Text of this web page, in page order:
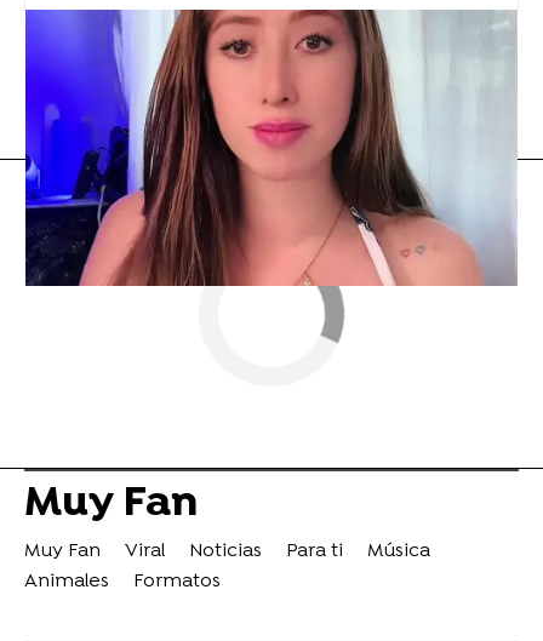
Influencers
Flooxer Now » Muy Fan
Muy Fan
Muy Fan Viral Noticias Para ti
Música
Animales
Formatos